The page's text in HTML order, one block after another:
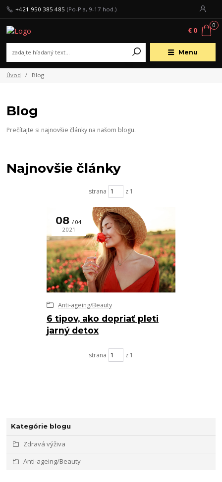
Menu
+421 950 385 485 (Po-Pia, 9-17 hod.)
0
€ 0
Úvod Blog
Kategórie blogu
Zdravá výživa
Anti-ageing/Beauty
Blog
Prečítajte si najnovšie články na našom blogu.
Najnovšie články
strana z 1
6 tipov, ako dopriať pleti
jarný detox
08
04
2021
Anti-ageing/Beauty
strana z 1